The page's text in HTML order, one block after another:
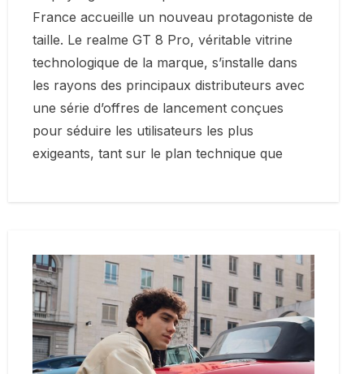
France accueille un nouveau protagoniste de
taille. Le realme GT 8 Pro, véritable vitrine
technologique de la marque, s’installe dans
les rayons des principaux distributeurs avec
une série d’offres de lancement conçues
pour séduire les utilisateurs les plus
exigeants, tant sur le plan technique que